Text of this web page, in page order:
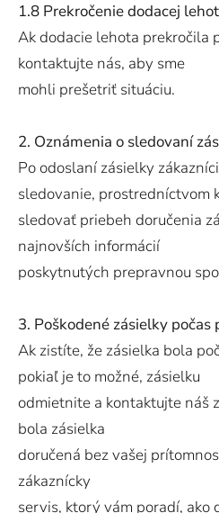
1.8 Prekročenie dodacej
Ak dodacie lehota prekročila
kontaktujte nás, aby sme
mohli prešetriť situáciu.
2. Oznámenia o sledovaní
Po odoslaní zásielky
sledovanie, prostredníctvom
sledovať priebeh doručenia
najnovších informácií
poskytnutých prepravnou
3. Poškodené zásielky počas
Ak zistíte, že zásielka bola
pokiaľ je to možné, zásielku
odmietnite a kontaktujte náš
bola zásielka
doručená bez vašej
zákaznícky
servis, ktorý vám poradí, ako